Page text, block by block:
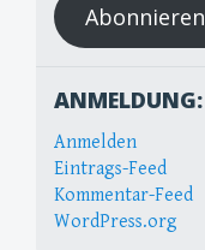
Abonnieren
ANMELDUNG:
Anmelden
Eintrags-Feed
Kommentar-Feed
WordPress.org